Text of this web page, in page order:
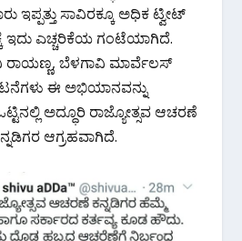
ಇಪ್ಪತ್ತು ಸಾವಿರಕ್ಕೂ ಅಧಿಕ ಟ್ವೀಟ್
ಇದು ಎಚ್ಚರಿಕೆಯ ಗಂಟೆಯಾಗಿದೆ.
ರಾಯಣ್ಣ, ಬೆಳಗಾವಿ ಮಾರ್ವೆಲಸ್
ಈ ಅಭಿಯಾನವನ್ನು
ಅದ್ಧೂರಿ ರಾಜ್ಯೋತ್ಸವ ಆಚರಣೆ
ಆಗ್ರಹವಾಗಿದೆ.